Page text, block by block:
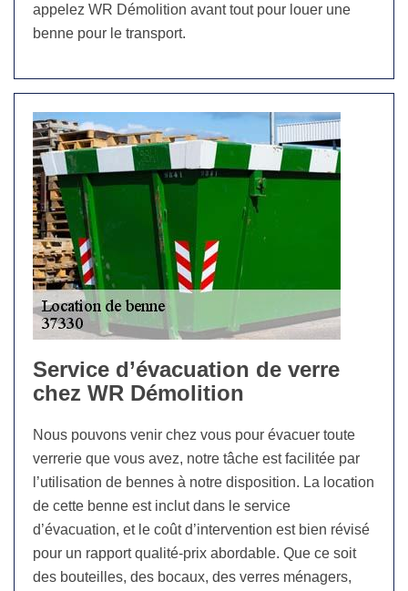
appelez WR Démolition avant tout pour louer une
benne pour le transport.
Service d’évacuation de verre
chez WR Démolition
Nous pouvons venir chez vous pour évacuer toute
verrerie que vous avez, notre tâche est facilitée par
l’utilisation de bennes à notre disposition. La location
de cette benne est inclut dans le service
d’évacuation, et le coût d’intervention est bien révisé
pour un rapport qualité-prix abordable. Que ce soit
des bouteilles, des bocaux, des verres ménagers,